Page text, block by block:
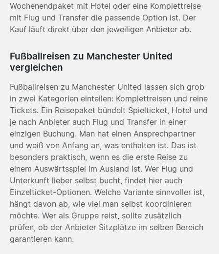
Wochenendpaket mit Hotel oder eine Komplettreise
mit Flug und Transfer die passende Option ist. Der
Kauf läuft direkt über den jeweiligen Anbieter ab.
Fußballreisen zu Manchester United
vergleichen
Fußballreisen zu Manchester United lassen sich grob
in zwei Kategorien einteilen: Komplettreisen und reine
Tickets. Ein Reisepaket bündelt Spielticket, Hotel und
je nach Anbieter auch Flug und Transfer in einer
einzigen Buchung. Man hat einen Ansprechpartner
und weiß von Anfang an, was enthalten ist. Das ist
besonders praktisch, wenn es die erste Reise zu
einem Auswärtsspiel im Ausland ist. Wer Flug und
Unterkunft lieber selbst bucht, findet hier auch
Einzelticket-Optionen. Welche Variante sinnvoller ist,
hängt davon ab, wie viel man selbst koordinieren
möchte. Wer als Gruppe reist, sollte zusätzlich
prüfen, ob der Anbieter Sitzplätze im selben Bereich
garantieren kann.